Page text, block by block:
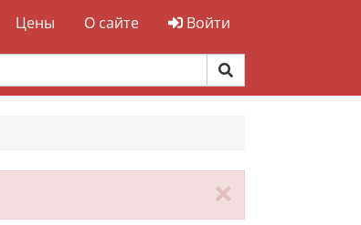
Цены О сайте Войти